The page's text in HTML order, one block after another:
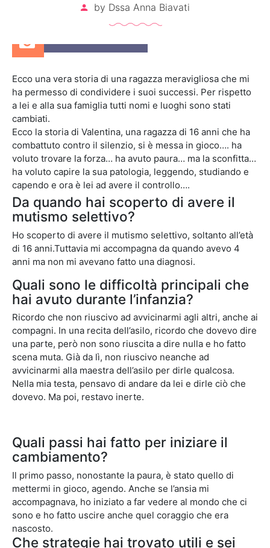
by Dssa Anna Biavati
Ecco una vera storia di una ragazza meravigliosa che mi
ha permesso di condividere i suoi successi. Per rispetto
a lei e alla sua famiglia tutti nomi e luoghi sono stati
cambiati.
Ecco la storia di Valentina, una ragazza di 16 anni che ha
combattuto contro il silenzio, si è messa in gioco…. ha
voluto trovare la forza… ha avuto paura… ma la sconfitta…
ha voluto capire la sua patologia, leggendo, studiando e
capendo e ora è lei ad avere il controllo….
Da quando hai scoperto di avere il
mutismo selettivo?
Ho scoperto di avere il mutismo selettivo, soltanto all’età
di 16 anni.Tuttavia mi accompagna da quando avevo 4
anni ma non mi avevano fatto una diagnosi.
Quali sono le difficoltà principali che
hai avuto durante l’infanzia?
Ricordo che non riuscivo ad avvicinarmi agli altri, anche ai
compagni. In una recita dell’asilo, ricordo che dovevo dire
una parte, però non sono riuscita a dire nulla e ho fatto
scena muta. Già da lì, non riuscivo neanche ad
avvicinarmi alla maestra dell’asilo per dirle qualcosa.
Nella mia testa, pensavo di andare da lei e dirle ciò che
dovevo. Ma poi, restavo inerte.
Quali passi hai fatto per iniziare il
cambiamento?
Il primo passo, nonostante la paura, è stato quello di
mettermi in gioco, agendo. Anche se l’ansia mi
accompagnava, ho iniziato a far vedere al mondo che ci
sono e ho fatto uscire anche quel coraggio che era
nascosto.
Che strategie hai trovato utili e sei